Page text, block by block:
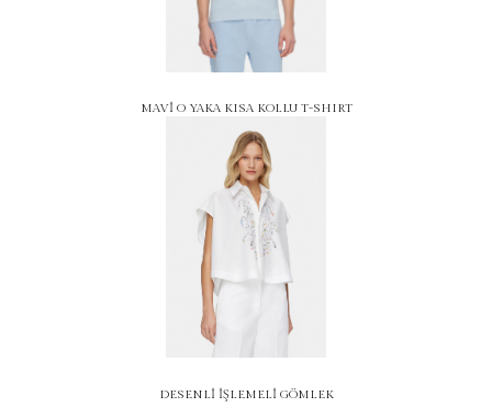
MAVİ O YAKA KISA KOLLU T-SHIRT
DESENLİ İŞLEMELİ GÖMLEK